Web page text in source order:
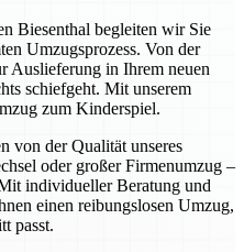
Biesenthal begleiten wir Sie
Umzugsprozess. Von der
Auslieferung in Ihrem neuen
schiefgeht. Mit unserem
zum Kinderspiel.
von der Qualität unseres
oder großer Firmenumzug –
individueller Beratung und
einen reibungslosen Umzug,
passt.